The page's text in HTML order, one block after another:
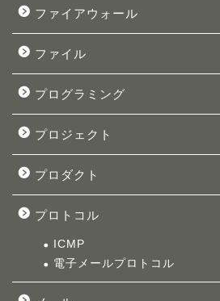
ファイアウォール
ファイル
プログラミング
プロジェクト
プロダクト
プロトコル
ICMP
電子メールプロトコル